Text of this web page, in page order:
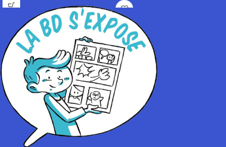
1 à 10/10
Impression sur papier 200 gr Satiné
Format A4 : 10 exemplaires numéroté
1 à 10/10.
Format A3 : 10 exemplaires numérotés
1 à 10/10
Impression sur papier 200 gr Satiné